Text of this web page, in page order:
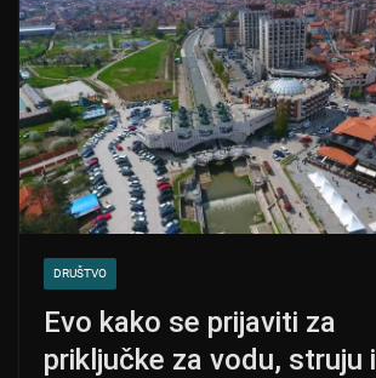
DRUŠTVO
Evo kako se prijaviti za
priključke za vodu, struju i